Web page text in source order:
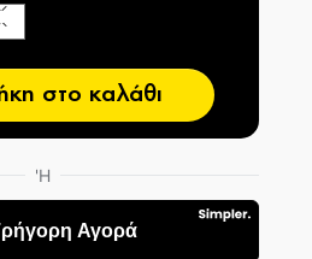
+
στο καλάθι